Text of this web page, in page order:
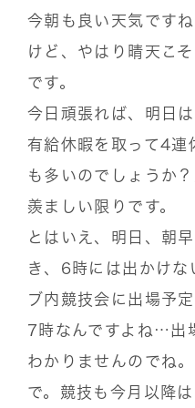
今朝も良い天気です
けど、やはり晴天こ
です。
今日頑張れば、明日
有給休暇を取って4連
も多いのでしょうか
羨ましい限りです。
とはいえ、明日、朝
き、6時には出かけ
ブ内競技会に出場予
7時なんですよね…出
わかりませんのでね
で。競技も今月以降